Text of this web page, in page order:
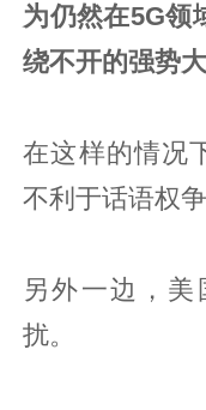
为仍然在5G领
绕不开的强势大
在这样的情况
不利于话语权
另外一边，
扰。